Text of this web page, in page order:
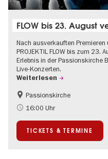
FLOW bis 23. August
Nach ausverkauften
PROJEKTIL FLOW bis zum 23.
Erlebnis in der Passionskirche
Live-Konzerten.
Weiterlesen
Barrierefrei
Kultursommer
Passionskirche
16:00 Uhr
TICKETS & TERMINE